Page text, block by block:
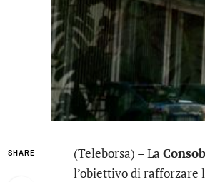
SHARE (Teleborsa) – La Consob
l’obiettivo di rafforzare